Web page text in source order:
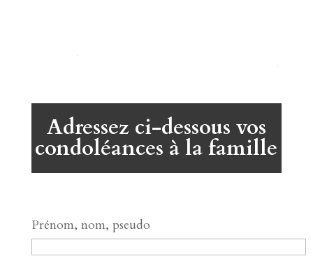
Adressez ci-dessous vos
condoléances à la famille
Prénom, nom, pseudo